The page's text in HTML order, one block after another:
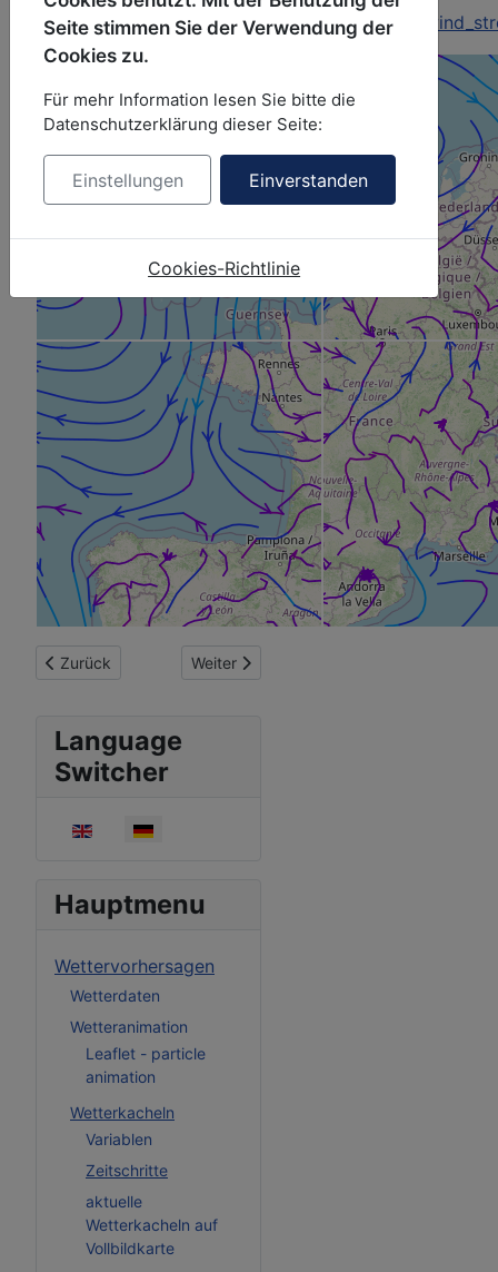
Language
Switcher
Sprache auswählen
Hauptmenu
Wettervorhersagen
Wetterdaten
Wetteranimation
Leaflet - particle
animation
Wetterkacheln
Variablen
Zeitschritte
aktuelle
Wetterkacheln auf
Vollbildkarte
https://weather.openportguide.de/tiles/actual/
Vorheriger Beitrag: Wetterkacheln - Variablen
Zurück Nächster Beitrag: Wetterkacheln -
Weiter
Seite stimmen Sie der Verwendung der
Cookies zu.
Für mehr Information lesen Sie bitte die
Datenschutzerklärung dieser Seite:
Einstellungen Einverstanden
Cookies-Richtlinie